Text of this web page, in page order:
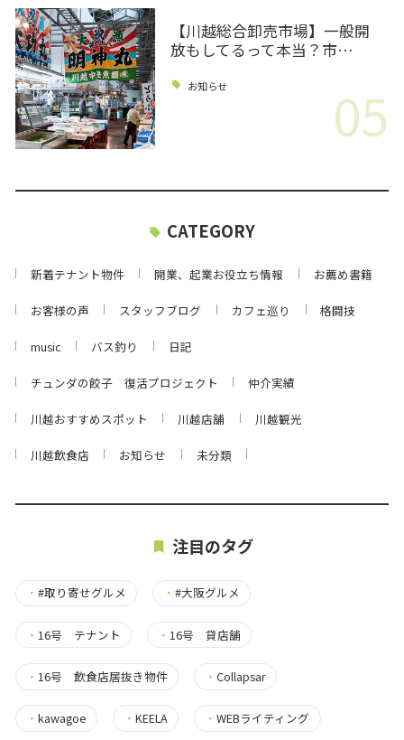
【川越総合卸売市場】一般開
放もしてるって本当？市…
お知らせ 05
CATEGORY
新着テナント物件 開業、起業お役立ち情報 お薦め書籍
お客様の声 スタッフブログ カフェ巡り 格闘技
music バス釣り 日記
チュンダの餃子 復活プロジェクト 仲介実績
川越おすすめスポット 川越店舗 川越観光
川越飲食店 お知らせ 未分類
注目のタグ
・ #取り寄せグルメ ・#大阪グルメ
・ 16号 テナント ・ 16号 貸店舗
・ 16号 飲食店居抜き物件 ・Collapsar
・ kawagoe ・KEELA ・WEBライティング